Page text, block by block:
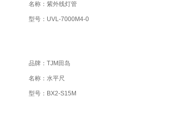
名称：紫外线灯管
型号：UVL-7000M4-0
品牌：TJM田岛
名称：水平尺
型号：BX2-S15M